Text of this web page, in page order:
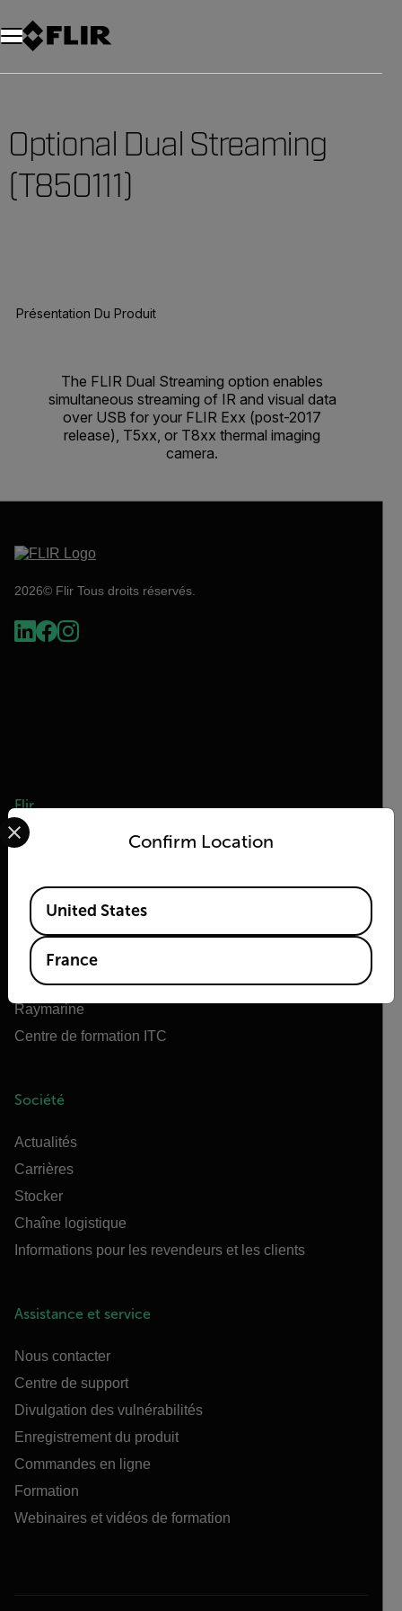
Unread messages
Modèle
Supprimer
articles
article
Ajouter au panier
Ajouté au panier
Optional Dual Streaming
(T850111)
Présentation Du Produit
The FLIR Dual Streaming option enables
simultaneous streaming of IR and visual data
over USB for your FLIR Exx (post-2017
release), T5xx, or T8xx thermal imaging
camera.
2026© Flir Tous droits réservés.
Flir
À propos de Flir
Teledyne FLIR Defense
OEM Teledyne FLIR
Flir Marine
Extech
Raymarine
Centre de formation ITC
Société
Actualités
Carrières
Stocker
Chaîne logistique
Informations pour les revendeurs et les clients
Assistance et service
Nous contacter
Centre de support
Divulgation des vulnérabilités
Enregistrement du produit
Commandes en ligne
Formation
Webinaires et vidéos de formation
Confirm Location
Select your preferred country and language from the
Available Locations
United States
France